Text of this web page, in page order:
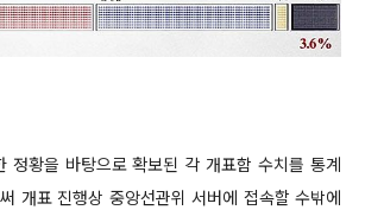
정황을 바탕으로 확보된 각 개표함 수치를 통계
개표 진행상 중앙선관위 서버에 접속할 수밖에